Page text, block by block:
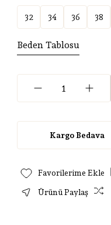
32 34 36 38
Beden Tablosu
Kargo Bedava
Ürünü Paylaş